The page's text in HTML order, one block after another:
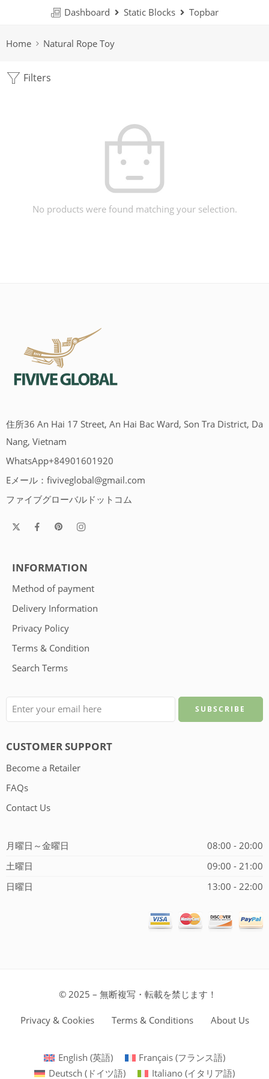
Dashboard Static Blocks Topbar
Home Natural Rope Toy
Filters
No products were found matching your selection.
住所36 An Hai 17 Street, An Hai Bac Ward, Son Tra District, Da
Nang, Vietnam
WhatsApp+84901601920
Eメール： fiviveglobal@gmail.com
ファイブグローバルドットコム
INFORMATION
Method of payment
Delivery Information
Privacy Policy
Terms & Condition
Search Terms
CUSTOMER SUPPORT
Become a Retailer
FAQs
Contact Us
月曜日～金曜日
08:00 - 20:00
土曜日
09:00 - 21:00
日曜日
13:00 - 22:00
© 2025 – 無断複写・転載を禁じます！
Privacy & Cookies Terms & Conditions About Us
English (英語) Français (フランス語)
Deutsch ( ドイツ語) Italiano (イタリア語)